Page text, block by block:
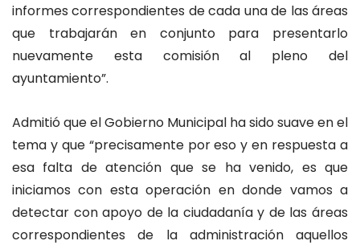
informes correspondientes de cada una de las áreas
que trabajarán en conjunto para presentarlo
nuevamente esta comisión al pleno del
ayuntamiento”.
Admitió que el Gobierno Municipal ha sido suave en el
tema y que “precisamente por eso y en respuesta a
esa falta de atención que se ha venido, es que
iniciamos con esta operación en donde vamos a
detectar con apoyo de la ciudadanía y de las áreas
correspondientes de la administración aquellos